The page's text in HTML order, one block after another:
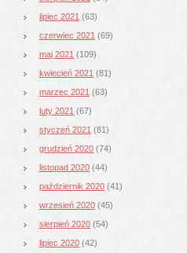
lipiec 2021 (63)
czerwiec 2021 (69)
maj 2021 (109)
kwiecień 2021 (81)
marzec 2021 (63)
luty 2021 (67)
styczeń 2021 (81)
grudzień 2020 (74)
listopad 2020 (44)
październik 2020 (41)
wrzesień 2020 (45)
sierpień 2020 (54)
lipiec 2020 (42)